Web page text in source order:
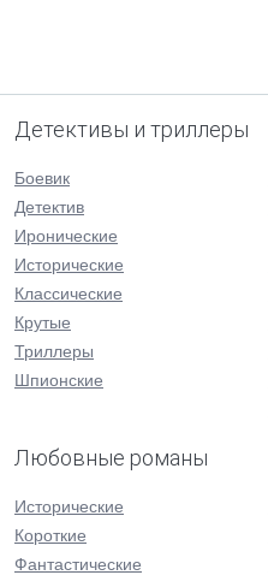
Детективы и триллеры
Боевик
Детектив
Иронические
Исторические
Классические
Крутые
Триллеры
Шпионские
Любовные романы
Исторические
Короткие
Фантастические